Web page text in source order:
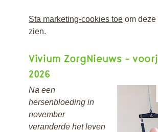
Sta marketing-cookies toeom deze
zien.
Vivium ZorgNieuws -
2026
Na een
hersenbloeding in
november
veranderde het leven